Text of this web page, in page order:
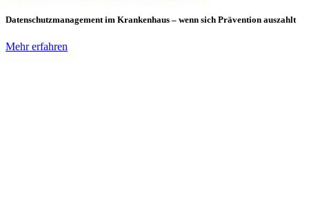
Datenschutzmanagement im Krankenhaus – wenn sich Prävention auszahlt
Mehr erfahren